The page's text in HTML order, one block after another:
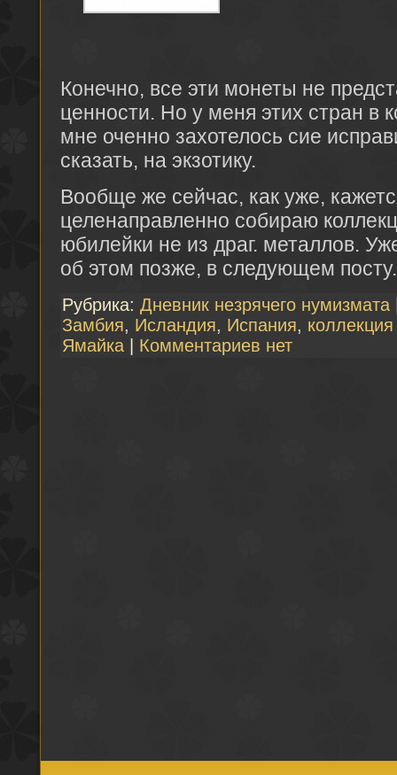
Конечно, все эти монеты не
ценности. Но у меня этих стран в
мне оченно захотелось сие
сказать, на экзотику.
Вообще же сейчас, как уже,
целенаправленно собираю
юбилейки не из драг. металлов.
об этом позже, в следующем
Рубрика: Дневник незрячего нумизмата
Замбия, Исландия, Испания,
Ямайка
Комментариев нет